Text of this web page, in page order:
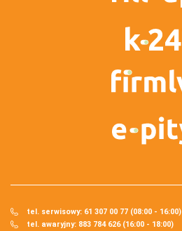
tel. serwisowy: 61 307 00 77 (08:00 - 16:00)
tel. awaryjny: 883 784 626 (16:00 - 18:00)